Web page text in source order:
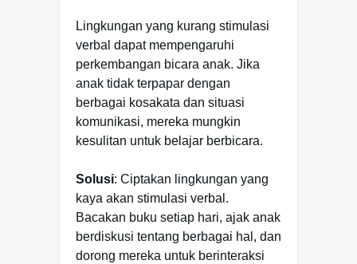
Lingkungan yang kurang stimulasi
verbal dapat mempengaruhi
perkembangan bicara anak. Jika
anak tidak terpapar dengan
berbagai kosakata dan situasi
komunikasi, mereka mungkin
kesulitan untuk belajar berbicara.
Solusi: Ciptakan lingkungan yang
kaya akan stimulasi verbal.
Bacakan buku setiap hari, ajak anak
berdiskusi tentang berbagai hal, dan
dorong mereka untuk berinteraksi